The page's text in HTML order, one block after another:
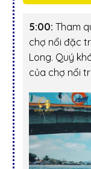
5:00: Tham
chợ nổi đặc
Long. Quý
của chợ nổi